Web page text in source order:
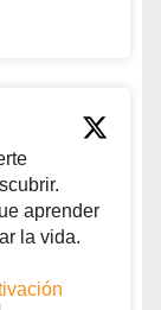
aprender
la vida.